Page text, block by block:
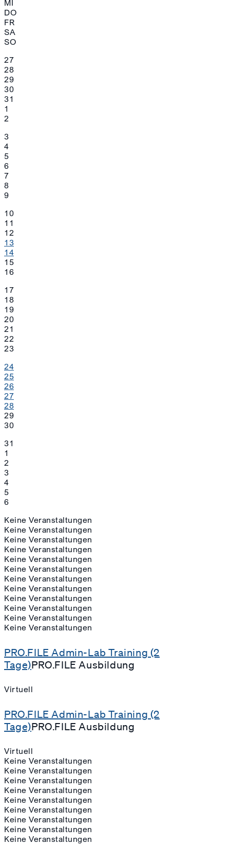
MI
DO
FR
SA
SO
27
28
29
30
31
1
2
3
4
5
6
7
8
9
10
11
12
13
14
15
16
17
18
19
20
21
22
23
24
25
26
27
28
29
30
31
1
2
3
4
5
6
Keine Veranstaltungen
Keine Veranstaltungen
Keine Veranstaltungen
Keine Veranstaltungen
Keine Veranstaltungen
Keine Veranstaltungen
Keine Veranstaltungen
Keine Veranstaltungen
Keine Veranstaltungen
Keine Veranstaltungen
Keine Veranstaltungen
Keine Veranstaltungen
PRO.FILE Admin-Lab Training (2
Tage)PRO.FILE Ausbildung
Virtuell
PRO.FILE Admin-Lab Training (2
Tage)PRO.FILE Ausbildung
Virtuell
Keine Veranstaltungen
Keine Veranstaltungen
Keine Veranstaltungen
Keine Veranstaltungen
Keine Veranstaltungen
Keine Veranstaltungen
Keine Veranstaltungen
Keine Veranstaltungen
Keine Veranstaltungen